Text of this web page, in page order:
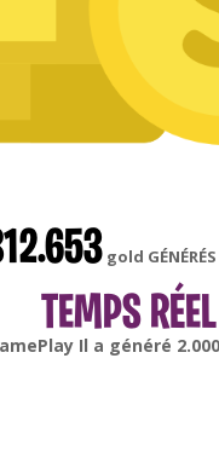
gold
TEMPS RÉEL
Il a généré6.000